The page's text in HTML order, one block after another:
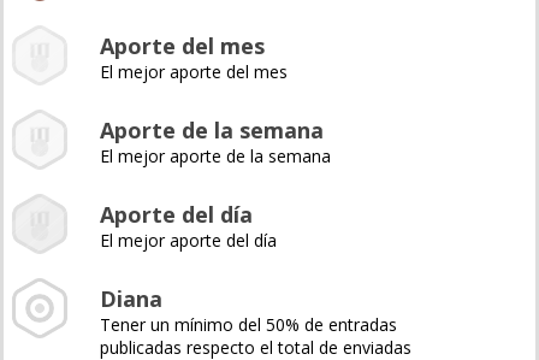
Aporte del mes
El mejor aporte del mes
Aporte de la semana
El mejor aporte de la semana
Aporte del día
El mejor aporte del día
Diana
Tener un mínimo del 50% de entradas
publicadas respecto el total de enviadas